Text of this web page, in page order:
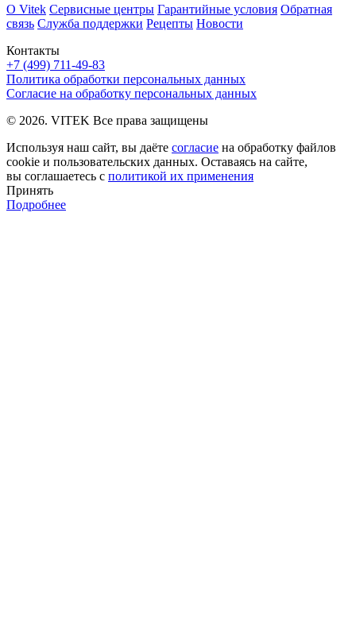
Контакты
+7 (499) 711-49-83
О Vitek Сервисные центры Гарантийные условия Обратная
связь Служба поддержки Рецепты Новости
Политика обработки персональных данных
Согласие на обработку персональных данных
© 2026. VITEK Все права защищены
Используя наш сайт, вы даёте согласие на обработку файлов
cookie и пользовательских данных. Оставаясь на сайте,
вы соглашаетесь с политикой их применения
Принять
Подробнее